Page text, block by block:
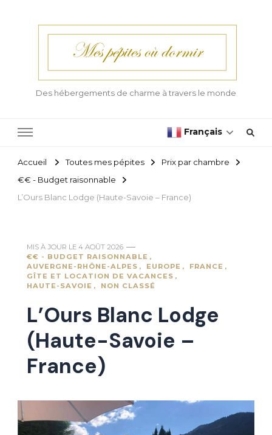
Des hébergements de charme à travers le monde
Français
Accueil Toutes mes pépites
Prix par chambre
€€ - Budget raisonnable
L’Ours Blanc Lodge (Haute-Savoie – France)
MIS À JOUR LE 4 AOÛT 2026
€€ - BUDGET RAISONNABLE
AUVERGNE-RHÔNE-ALPES
EUROPE
FRANCE
GÎTE ET LOCATION DE VACANCES
HAUTE-SAVOIE
NON CLASSÉ
L’Ours Blanc Lodge
(Haute-Savoie –
France)